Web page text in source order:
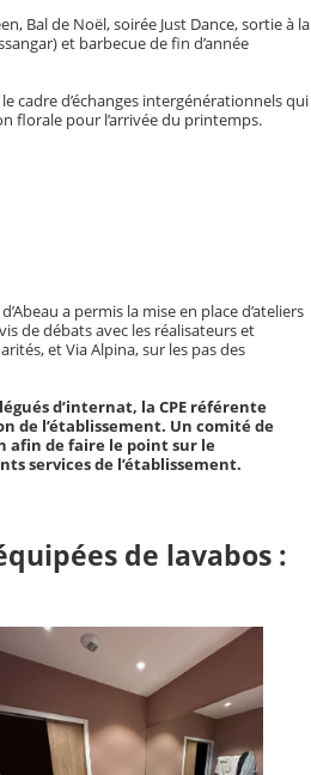
Bal de Noël, soirée Just Dance, sortie à la
et barbecue de fin d’année
le cadre d’échanges intergénérationnels qui
florale pour l’arrivée du printemps.
a permis la mise en place d’ateliers
de débats avec les réalisateurs et
et Via Alpina, sur les pas des
d’internat, la CPE référente
de l’établissement. Un comité de
afin de faire le point sur le
services de l’établissement.
de lavabos :